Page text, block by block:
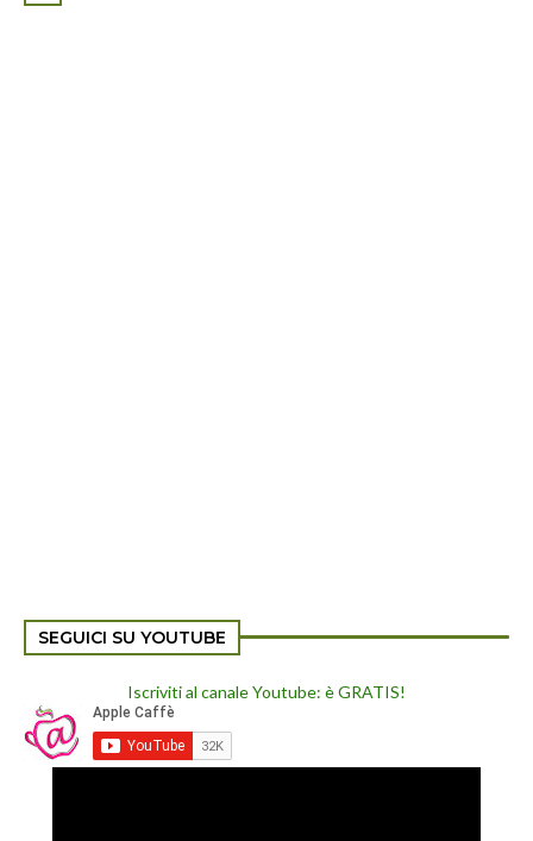
SEGUICI SU YOUTUBE
Iscriviti al canale Youtube: è GRATIS!